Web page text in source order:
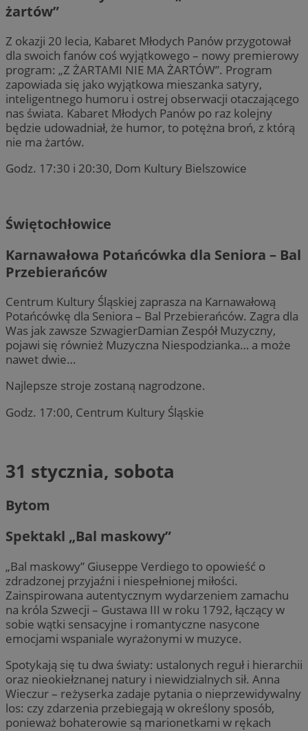
żartów”
Z okazji 20 lecia, Kabaret Młodych Panów przygotował
dla swoich fanów coś wyjątkowego – nowy premierowy
program: „Z ŻARTAMI NIE MA ŻARTÓW”. Program
zapowiada się jako wyjątkowa mieszanka satyry,
inteligentnego humoru i ostrej obserwacji otaczającego
nas świata. Kabaret Młodych Panów po raz kolejny
będzie udowadniał, że humor, to potężna broń, z którą
nie ma żartów.
Godz. 17:30 i 20:30, Dom Kultury Bielszowice
Świętochłowice
Karnawałowa Potańcówka dla Seniora – Bal
Przebierańców
Centrum Kultury Śląskiej zaprasza na Karnawałową
Potańcówkę dla Seniora – Bal Przebierańców. Zagra dla
Was jak zawsze SzwagierDamian Zespół Muzyczny,
pojawi się również Muzyczna Niespodzianka… a może
nawet dwie…
Najlepsze stroje zostaną nagrodzone.
Godz. 17:00, Centrum Kultury Śląskie
31 stycznia, sobota
Bytom
Spektakl „Bal maskowy”
„Bal maskowy” Giuseppe Verdiego to opowieść o
zdradzonej przyjaźni i niespełnionej miłości.
Zainspirowana autentycznym wydarzeniem zamachu
na króla Szwecji – Gustawa III w roku 1792, łączący w
sobie wątki sensacyjne i romantyczne nasycone
emocjami wspaniale wyrażonymi w muzyce.
Spotykają się tu dwa światy: ustalonych reguł i hierarchii
oraz nieokiełznanej natury i niewidzialnych sił. Anna
Wieczur – reżyserka zadaje pytania o nieprzewidywalny
los: czy zdarzenia przebiegają w określony sposób,
ponieważ bohaterowie są marionetkami w rękach